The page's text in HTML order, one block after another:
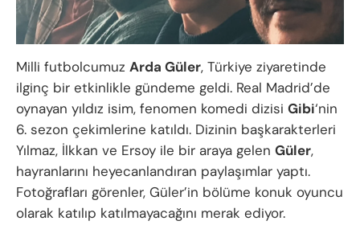
Milli futbolcumuz Arda Güler, Türkiye ziyaretinde
ilginç bir etkinlikle gündeme geldi. Real Madrid’de
oynayan yıldız isim, fenomen komedi dizisi Gibi‘nin
6. sezon çekimlerine katıldı. Dizinin başkarakterleri
Yılmaz, İlkkan ve Ersoy ile bir araya gelen Güler,
hayranlarını heyecanlandıran paylaşımlar yaptı.
Fotoğrafları görenler, Güler’in bölüme konuk oyuncu
olarak katılıp katılmayacağını merak ediyor.